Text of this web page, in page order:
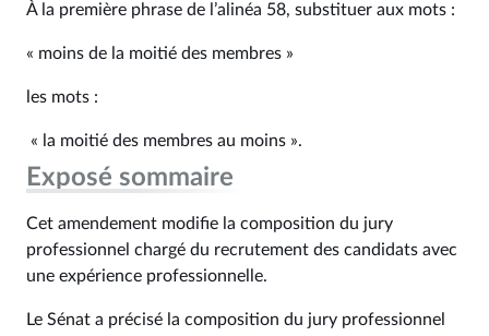
À la première phrase de l’alinéa 58, substituer aux mots :
« moins de la moitié des membres »
les mots :
« la moitié des membres au moins ».
Exposé sommaire
Cet amendement modifie la composition du jury
professionnel chargé du recrutement des candidats avec
une expérience professionnelle.
Le Sénat a précisé la composition du jury professionnel